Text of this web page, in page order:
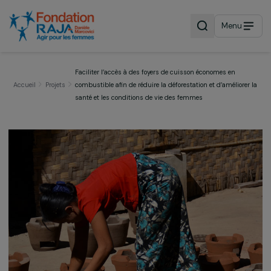
Menu
Faciliter l’accès à des foyers de cuisson économes en
combustible afin de réduire la déforestation et